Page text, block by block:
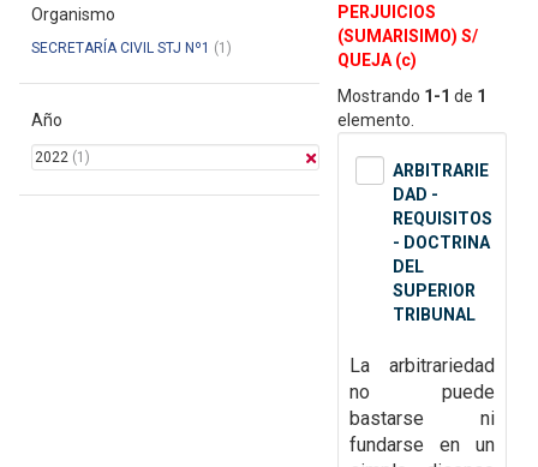
Organismo
SECRETARÍA CIVIL STJ Nº1 (1)
Año
2022 (1)
PERJUICIOS
(SUMARISIMO) S/
QUEJA (c)
Mostrando 1-1 de 1
elemento.
ARBITRARIE
DAD -
REQUISITOS
- DOCTRINA
DEL
SUPERIOR
TRIBUNAL
La arbitrariedad
no puede
bastarse ni
fundarse en un